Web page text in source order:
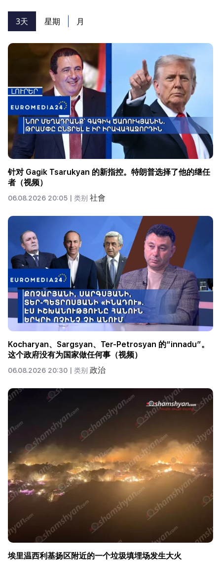
3天 星期 月
针对 Gagik Tsarukyan 的新指控。特朗普选择了他的继任
者（视频）
06.08.2026 20:05 | 类别 社會
Kocharyan、Sargsyan、Ter-Petrosyan 的“innadu”。
这个政府没有为国家做任何事（视频）
06.08.2026 20:30 | 类别 政治
埃里温西利基扬区附近的一个垃圾填埋场发生大火